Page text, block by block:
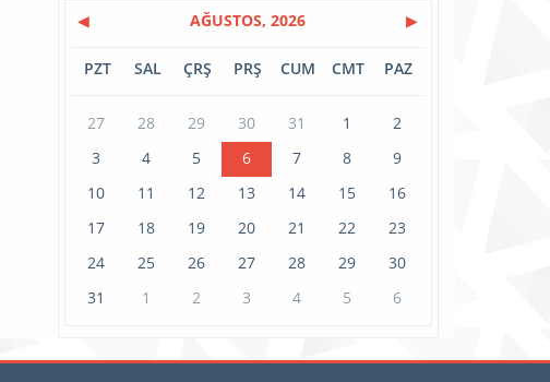
◀ AĞUSTOS, 2026 ▶
PZT SAL ÇRŞ PRŞ CUM CMT PAZ
27 28 29 30 31 1
2
3
4 5 6 7 8
9
10
11 12 13 14 15
16
17
18 19 20 21 22
23
24
25 26 27 28 29
30
31
1 2 3 4 5 6